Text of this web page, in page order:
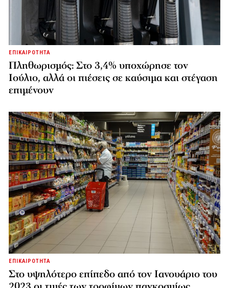
ΕΠΙΚΑΙΡΟΤΗΤΑ
Πληθωρισμός: Στο 3,4% υποχώρησε τον
Ιούλιο, αλλά οι πιέσεις σε καύσιμα και στέγαση
επιμένουν
ΕΠΙΚΑΙΡΟΤΗΤΑ
Στο υψηλότερο επίπεδο από τον Ιανουάριο του